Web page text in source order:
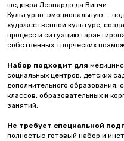
шедевра Леонардо да Винчи.
Культурно-эмоциональную —
художественной культуре,
процесс и ситуацию
собственных творческих
Набор подходит для
социальных центров, детских
дополнительного образования,
классов, образовательных и
занятий.
Не требует специальной
полностью готовый набор и